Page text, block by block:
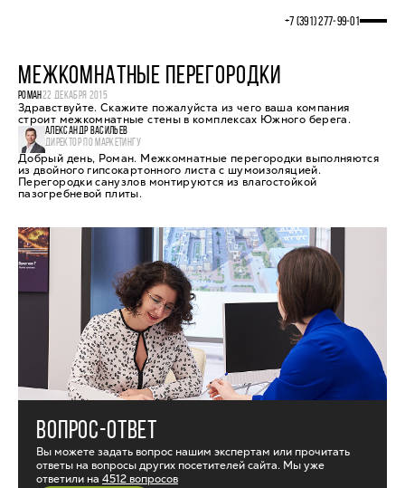
+7 (391) 277‒99‒01
МЕЖКОМНАТНЫЕ ПЕРЕГОРОДКИ
РОМАН22 ДЕКАБРЯ 2015
Здравствуйте. Скажите пожалуйста из чего ваша компания
строит межкомнатные стены в комплексах Южного берега.
АЛЕКСАНДР ВАСИЛЬЕВ
ДИРЕКТОР ПО МАРКЕТИНГУ
Добрый день, Роман. Межкомнатные перегородки выполняются
из двойного гипсокартонного листа с шумоизоляцией.
Перегородки санузлов монтируются из влагостойкой
пазогребневой плиты.
ВОПРОС-ОТВЕТ
Вы можете задать вопрос нашим экспертам или прочитать
ответы на вопросы других посетителей сайта. Мы уже
ответили на 4512 вопросов